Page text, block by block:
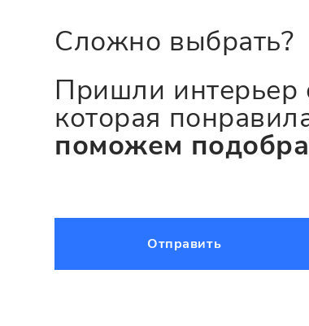
Сложно выбрать?
Пришли интерьер
которая
поможем
Отправить